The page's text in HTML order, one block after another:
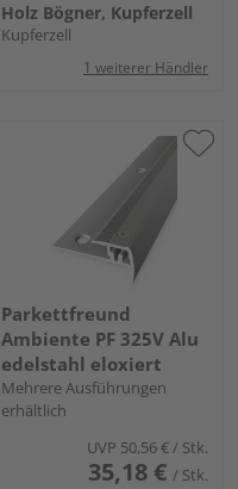
Holz Bögner, Kupferzell
Kupferzell
1 weiterer Händler
Parkettfreund
Ambiente PF 325V Alu
edelstahl eloxiert
Mehrere Ausführungen
erhältlich
UVP 50,56 €/ Stk.
35,18 € / Stk.